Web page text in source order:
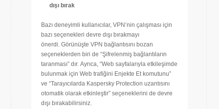
dışı bırak
Bazı deneyimli kullanıcılar, VPN’nin çalışması için
bazı seçenekleri devre dışı bırakmayı
önerdi. Görünüşte VPN bağlantısını bozan
seçeneklerden biri de “Şifrelenmiş bağlantıların
taranması” dır. Ayrıca, “Web sayfalarıyla etkileşimde
bulunmak için Web trafiğini Enjekte Et komutunu”
ve “Tarayıcılarda Kaspersky Protection uzantısını
otomatik olarak etkinleştir” seçeneklerini de devre
dışı bırakabilirsiniz.